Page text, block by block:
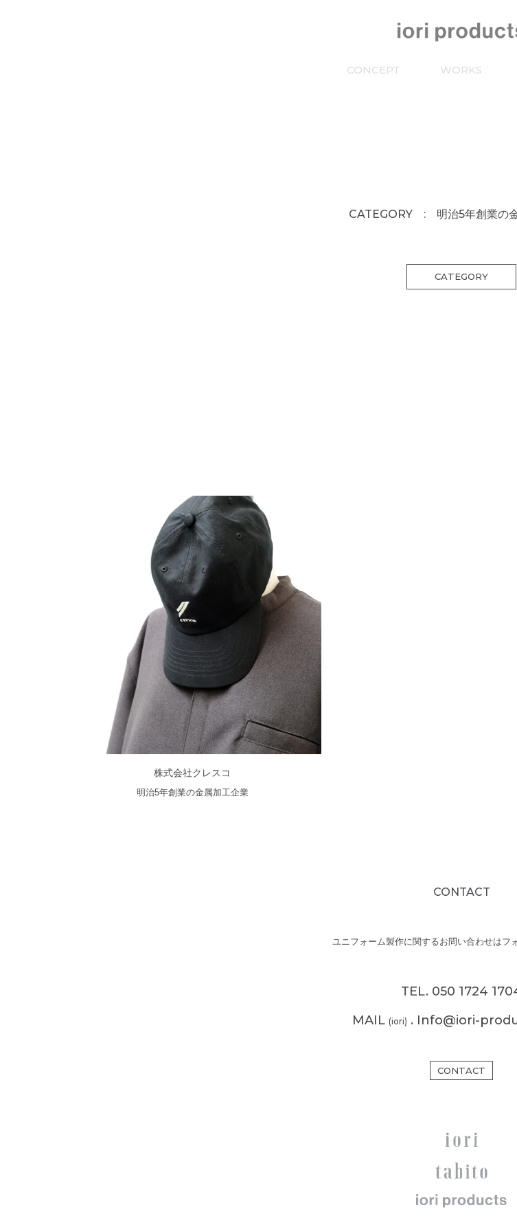
CONCEPT WORKS
CATEGORY : 明治5年創業の
CATEGORY
株式会社クレスコ
明治5年創業の金属加工企業
CONTACT
ユニフォーム製作に関するお問い合わせはフ
TEL. 050 1724
MAIL (iori) . Info@iori-
CONTACT